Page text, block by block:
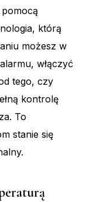
którą
możesz w
włączyć
tego, czy
kontrolę
To
stanie się